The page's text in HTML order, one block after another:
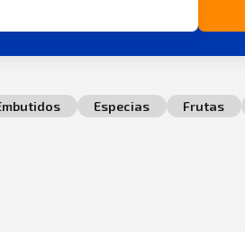
Especias Frutas